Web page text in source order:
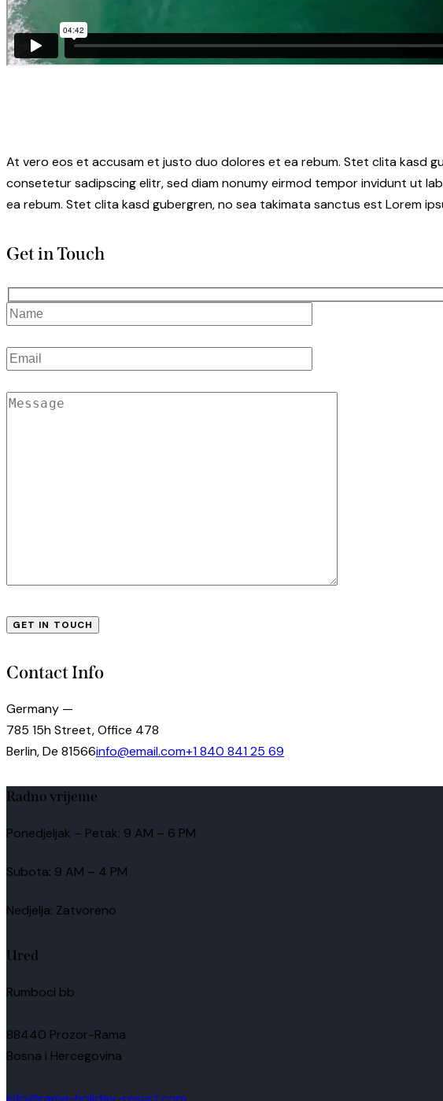
At vero eos et accusam et justo duo dolores et ea rebum. Stet clita kasd
consetetur sadipscing elitr, sed diam nonumy eirmod tempor invidunt ut
ea rebum. Stet clita kasd gubergren, no sea takimata sanctus est Lorem
Get in Touch
Contact Info
Germany —
785 15h Street, Office 478
Berlin, De 81566info@email.com+1 840 841 25 69
Radno vrijeme
Ponedjeljak – Petak: 9 AM – 6 PM
Subota: 9 AM – 4 PM
Nedjelja: Zatvoreno
Ured
Rumboci bb
88440 Prozor-Rama
Bosna i Hercegovina